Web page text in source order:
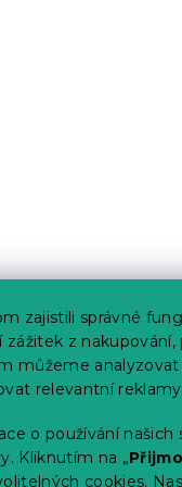
zajistili správné
zážitek z
můžeme
relevantní
o používání
Kliknutím na „
cookies.
šedé 180 x 200 cm
Skladem (>10 ks)
214 Kč